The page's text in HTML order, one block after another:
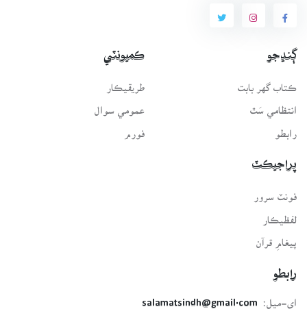
ڳنڍجو
ڪتاب گهر بابت
انتظامي سَٿ
رابطو
ڪميونٽي
طريقيڪار
عمومي سوال
فورم
پراجيڪٽ
فونٽ سرور
لفظيڪار
پيغامِ قرآن
رابطو
اي-ميل:
salamatsindh@gmail.com